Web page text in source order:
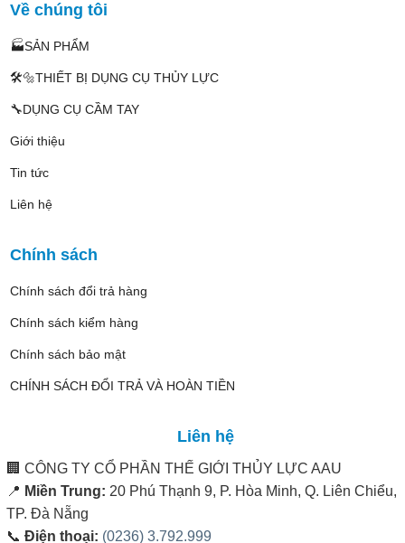
Về chúng tôi
🏭SẢN PHẨM
🛠️🔩THIẾT BỊ DỤNG CỤ THỦY LỰC
🔧DỤNG CỤ CẦM TAY
Giới thiệu
Tin tức
Liên hệ
Chính sách
Chính sách đổi trả hàng
Chính sách kiểm hàng
Chính sách bảo mật
CHÍNH SÁCH ĐỔI TRẢ VÀ HOÀN TIỀN
Liên hệ
🏢 CÔNG TY CỔ PHẦN THẾ GIỚI THỦY LỰC AAU
📍 Miền Trung: 20 Phú Thạnh 9, P. Hòa Minh, Q. Liên Chiểu,
TP. Đà Nẵng
📞 Điện thoại: (0236) 3.792.999